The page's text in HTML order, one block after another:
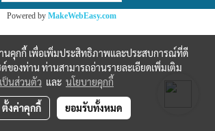
Powered by MakeWebEasy.com
านคุกกี้ เพื่อเพิ่มประสิทธิภาพและประสบการณ์ที่ดี
ต์ของท่าน ท่านสามารถอ่านรายละเอียดเพิ่มเติม
ป็นส่วนตัว และ นโยบายคุกกี้
ตั้งค่าคุกกี้ ยอมรับทั้งหมด